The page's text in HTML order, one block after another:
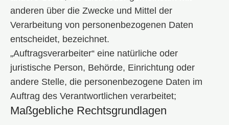
anderen über die Zwecke und Mittel der
Verarbeitung von personenbezogenen Daten
entscheidet, bezeichnet.
„Auftragsverarbeiter“ eine natürliche oder
juristische Person, Behörde, Einrichtung oder
andere Stelle, die personenbezogene Daten im
Auftrag des Verantwortlichen verarbeitet;
Maßgebliche Rechtsgrundlagen